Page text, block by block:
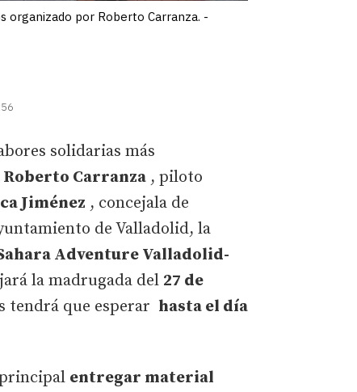
organizado por Roberto Carranza. -
solidarias más
Roberto Carranza , piloto
Jiménez , concejala de
de Valladolid, la
Adventure Valladolid-
la madrugada del 27 de
tendrá que esperar hasta el día
entregar material